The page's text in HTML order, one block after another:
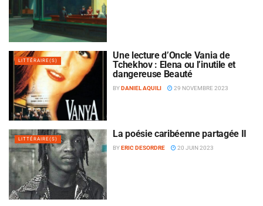
LITTÉRAIRE(S)
Une lecture d’Oncle Vania de
Tchekhov : Elena ou l’inutile et
dangereuse Beauté
BYDANIEL AQUILI 29 NOVEMBRE 2023
LITTÉRAIRE(S) La poésie caribéenne partagée II
BYERIC DESORDRE 20 JUIN 2023